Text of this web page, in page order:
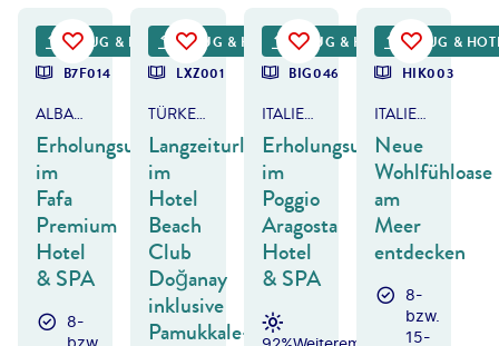
FLUG & HOTEL
B7F014
ALBANIEN
Erholungsurlaub
im
Fafa
Premium
Hotel
& SPA
8-
bzw.
FLUG & HOTEL
LXZ001
TÜRKEI - PAMUKKALE & TÜRKISCHE RIVIERA
Langzeiturlaub
im
Hotel
Beach
Club
Doğanay
inklusive
Pamukkale-
FLUG & HOTEL
BIG046
ITALIEN - ISCHIA
Erholungsurlaub
im
Poggio
Aragosta
Hotel
& SPA
FLUG &
HIK003
ITALIEN - KALABRIEN
Neue
Wohlfühloase
am
Meer
entdecken
8-
bzw.
15-